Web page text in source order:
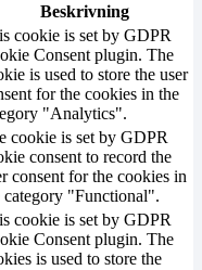
Beskrivning
cookie is set by GDPR
Consent plugin. The
is used to store the user
for the cookies in the
"Analytics".
cookie is set by GDPR
consent to record the
consent for the cookies in
category "Functional".
cookie is set by GDPR
Consent plugin. The
is used to store the